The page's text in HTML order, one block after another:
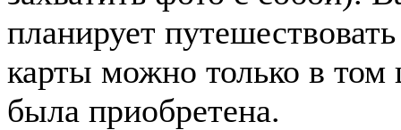
планирует
карты можно только в том
была приобретена.